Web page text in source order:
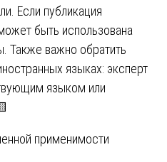
Если публикация
быть использована
Также важно обратить
языках: эксперт
языком или
применимости